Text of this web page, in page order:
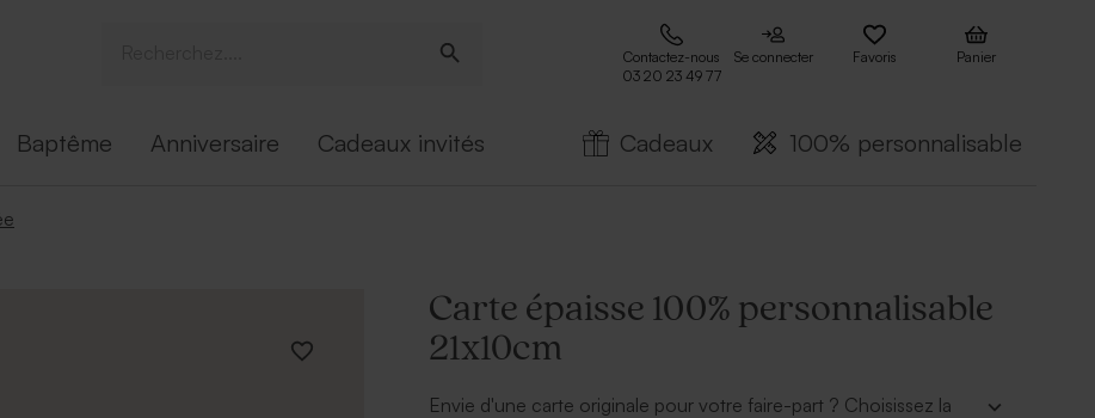
Contactez-nous
03 20 23 49 77
Se connecter Favoris Panier
Baptême Anniversaire Cadeaux invités Cadeaux 100% personnalisable
Carte épaisse 100% personnalisable
21x10cm
Envie d'une carte originale pour votre faire-part ? Choisissez la